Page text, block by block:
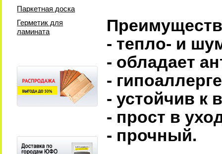
Паркетная доска
Герметик для
ламината
- тепло- и
- обладает
-
- устойчив к
- прост в
- прочный.